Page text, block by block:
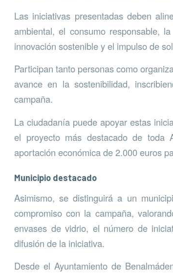
Las iniciativas presentadas deben
ambiental, el consumo responsable,
innovación sostenible y el impulso de
Participan tanto personas como
avance en la sostenibilidad,
campaña.
La ciudadanía puede apoyar estas
el proyecto más destacado de toda
aportación económica de 2.000 euros
Municipio destacado
Asimismo, se distinguirá a un
compromiso con la campaña,
envases de vidrio, el número de
difusión de la iniciativa.
Desde el Ayuntamiento de